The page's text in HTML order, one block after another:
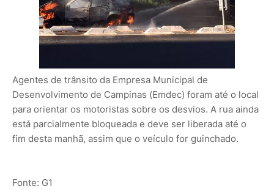
Agentes de trânsito da Empresa Municipal de
Desenvolvimento de Campinas (Emdec) foram até o local
para orientar os motoristas sobre os desvios. A rua ainda
está parcialmente bloqueada e deve ser liberada até o
fim desta manhã, assim que o veículo for guinchado.
Fonte: G1